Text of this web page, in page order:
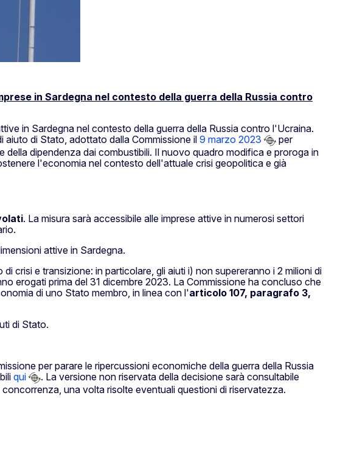
in Sardegna nel contesto della guerra della Russia contro
in Sardegna nel contesto della guerra della Russia contro l'Ucraina.
aiuto di Stato, adottato dalla Commissione il 9 marzo 2023
per
dipendenza dai combustibili. Il nuovo quadro modifica e proroga in
l'economia nel contesto dell'attuale crisi geopolitica e già
. La misura sarà accessibile alle imprese attive in numerosi settori
attive in Sardegna.
crisi e transizione: in particolare, gli aiuti i) non supereranno i 2 milioni di
erogati prima del 31 dicembre 2023. La Commissione ha concluso che
di uno Stato membro, in linea con l'articolo 107, paragrafo 3,
di Stato.
per parare le ripercussioni economiche della guerra della Russia
qui
. La versione non riservata della decisione sarà consultabile
una volta risolte eventuali questioni di riservatezza.